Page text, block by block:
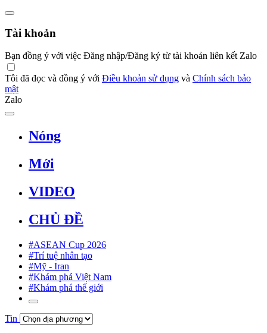
Tài khoản
Bạn đồng ý với việc Đăng nhập/Đăng ký từ tài khoản liên kết Zalo
Tôi đã đọc và đồng ý với Điều khoản sử dụng và Chính sách bảo
mật
Zalo
Nóng
Mới
VIDEO
CHỦ ĐỀ
#ASEAN Cup 2026
#Trí tuệ nhân tạo
#Mỹ - Iran
#Khám phá Việt Nam
#Khám phá thế giới
Tin